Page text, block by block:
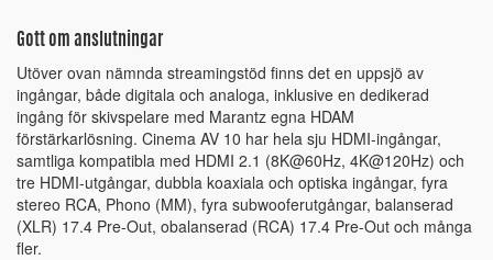
Gott om anslutningar
Utöver ovan nämnda streamingstöd finns det en uppsjö av
ingångar, både digitala och analoga, inklusive en dedikerad
ingång för skivspelare med Marantz egna HDAM
förstärkarlösning. Cinema AV 10 har hela sju HDMI-ingångar,
samtliga kompatibla med HDMI 2.1 (8K@60Hz, 4K@120Hz) och
tre HDMI-utgångar, dubbla koaxiala och optiska ingångar, fyra
stereo RCA, Phono (MM), fyra subwooferutgångar, balanserad
(XLR) 17.4 Pre-Out, obalanserad (RCA) 17.4 Pre-Out och många
fler.